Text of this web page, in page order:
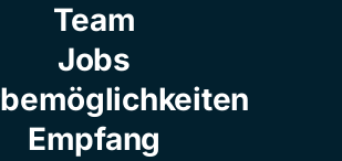
Team
Jobs
Empfang